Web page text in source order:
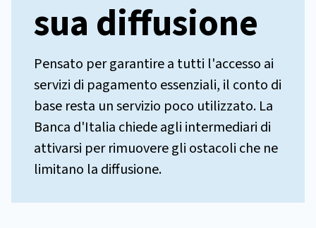
sua diffusione
Pensato per garantire a tutti l'accesso ai
servizi di pagamento essenziali, il conto di
base resta un servizio poco utilizzato. La
Banca d'Italia chiede agli intermediari di
attivarsi per rimuovere gli ostacoli che ne
limitano la diffusione.